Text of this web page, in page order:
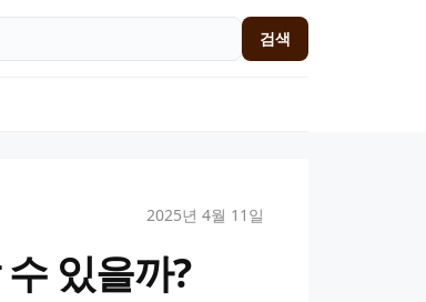
검색
2025년 4월 11일
있을까?